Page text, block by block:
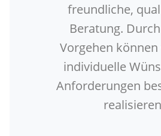
freundliche,
Beratung.
Vorgehen
individuelle
Anforderungen